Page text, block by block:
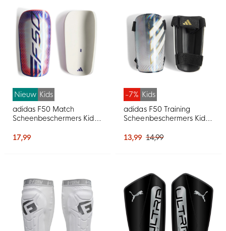
Nieuw Kids
adidas F50 Match
Scheenbeschermers Kids
17,99
-7% Kids
adidas F50 Training
Scheenbeschermers Kids
13,99 14,99